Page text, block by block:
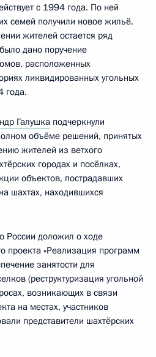
с 1994 года. По ней
семей получили новое жильё.
жителей остается ряд
дано поручение
расположенных
ликвидированных угольных
года.
Галушка подчеркнули
объёме решений, принятых
жителей из ветхого
городах и посёлках,
объектов, пострадавших
шахтах, находившихся
России доложил о ходе
проекта «Реализация программ
занятости для
(реструктуризация угольной
возникающих в связи
на местах, участников
представители шахтёрских